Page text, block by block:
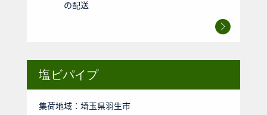
の配送
塩ビパイプ
集荷地域：埼玉県羽生市